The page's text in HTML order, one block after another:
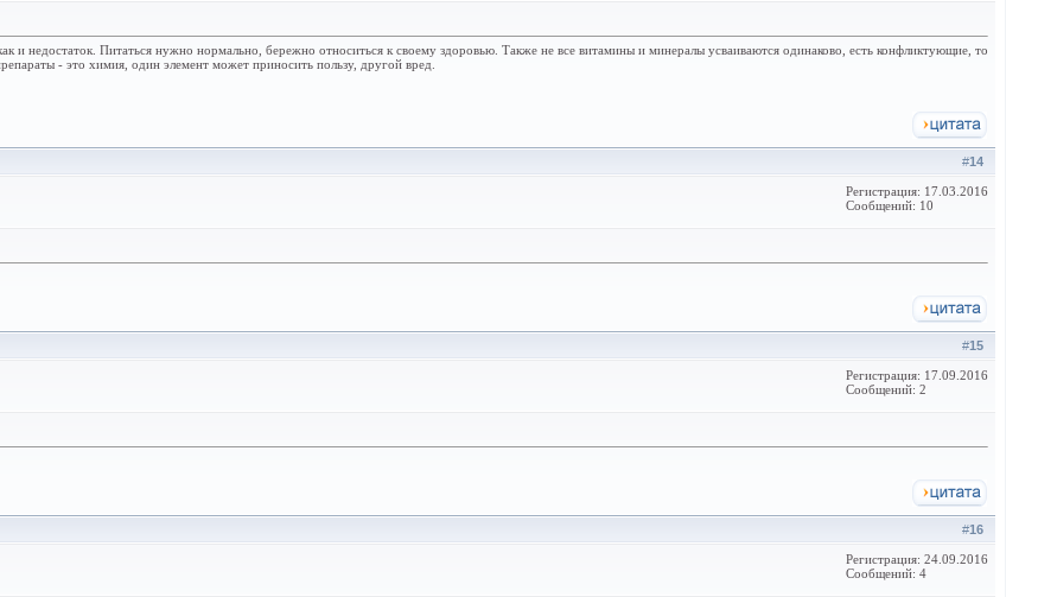
и недостаток. Питаться нужно нормально, бережно относиться к своему здоровью. Также не все витамины и минералы усваиваются одинаково, есть конфликтующие, то
- это химия, один элемент может приносить пользу, другой вред.
#14
Регистрация: 17.03.2016
Сообщений: 10
#15
Регистрация: 17.09.2016
Сообщений: 2
#16
Регистрация: 24.09.2016
Сообщений: 4